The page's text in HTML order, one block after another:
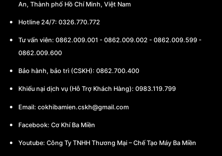
An, Thành phố Hồ Chí Minh, Việt Nam
Hotline 24/7: 0326.770.772
Tư vấn viên: 0862.009.001 - 0862.009.002 - 0862.009.599 -
0862.009.600
Bảo hành, bảo trì (CSKH): 0862.700.400
Khiếu nại dịch vụ (Hỗ Trợ Khách Hàng): 0983.119.799
Email: cokhibamien.cskh@gmail.com
Facebook: Cơ Khí Ba Miền
Youtube: Công Ty TNHH Thương Mại – Chế Tạo Máy Ba Miền